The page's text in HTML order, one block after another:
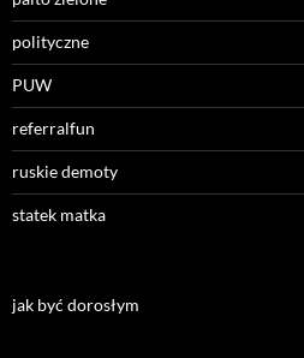
polityczne
PUW
referralfun
ruskie demoty
statek matka
jak być dorosłym